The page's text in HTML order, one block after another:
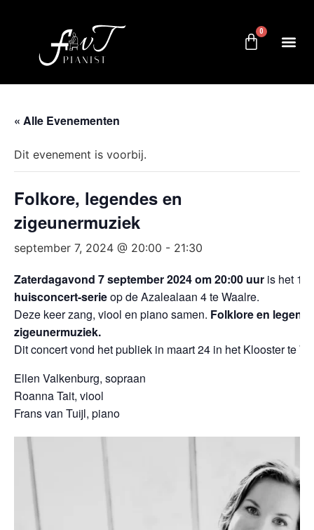
0
« Alle Evenementen
Dit evenement is voorbij.
Folkore, legendes en
zigeunermuziek
september 7, 2024 @ 20:00 - 21:30
Zaterdagavond 7 september 2024 om 20:00 uur is het 1e
huisconcert-serieop de Azalealaan 4 te Waalre.
Deze keer zang, viool en piano samen. Folklore en
zigeunermuziek.
Dit concert vond het publiek in maart 24 in het Klooster te
Ellen Valkenburg, sopraan
Roanna Tait, viool
Frans van Tuijl, piano